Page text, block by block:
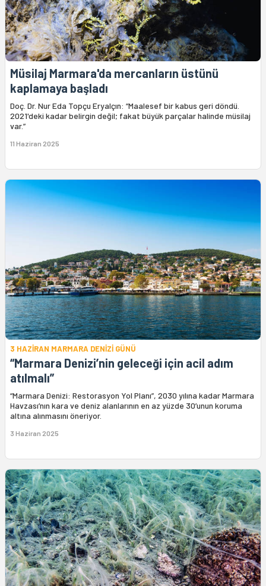
Müsilaj Marmara'da mercanların üstünü
kaplamaya başladı
Doç. Dr. Nur Eda Topçu Eryalçın: “Maalesef bir kabus geri döndü.
2021'deki kadar belirgin değil; fakat büyük parçalar halinde müsilaj
var.”
11 Haziran 2025
3 HAZİRAN MARMARA DENİZİ GÜNÜ
“Marmara Denizi’nin geleceği için acil adım
atılmalı”
“Marmara Denizi: Restorasyon Yol Planı”, 2030 yılına kadar Marmara
Havzası’nın kara ve deniz alanlarının en az yüzde 30’unun koruma
altına alınmasını öneriyor.
3 Haziran 2025